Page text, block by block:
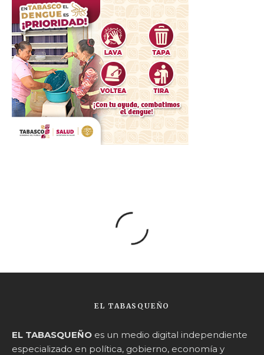
EL TABASQUEÑO
EL TABASQUEÑO es un medio digital independiente
especializado en política, gobierno, economía y